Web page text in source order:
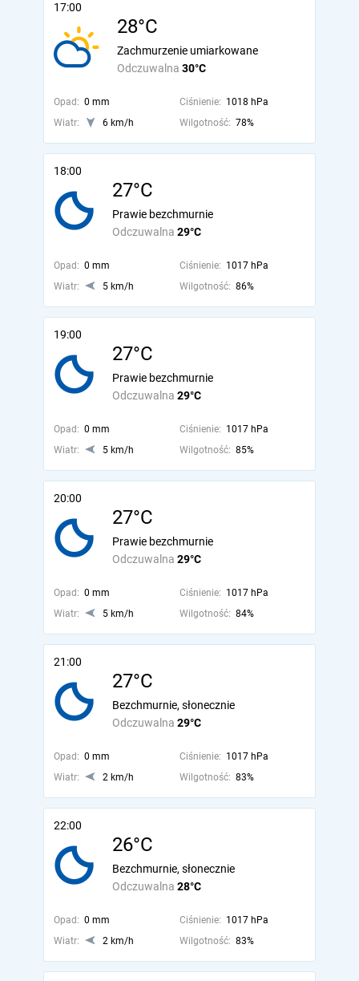
17:00
28°C
Odczuwalna 30°C
Zachmurzenie umiarkowane
Opad: 0 mm Ciśnienie: 1018 hPa
Wiatr:
6 km/h Wilgotność: 78%
18:00
27°C
Odczuwalna 29°C
Prawie bezchmurnie
Opad: 0 mm Ciśnienie: 1017 hPa
Wiatr:
5 km/h Wilgotność: 86%
19:00
27°C
Odczuwalna 29°C
Prawie bezchmurnie
Opad: 0 mm Ciśnienie: 1017 hPa
Wiatr:
5 km/h Wilgotność: 85%
20:00
27°C
Odczuwalna 29°C
Prawie bezchmurnie
Opad: 0 mm Ciśnienie: 1017 hPa
Wiatr:
5 km/h Wilgotność: 84%
21:00
27°C
Odczuwalna 29°C
Bezchmurnie, słonecznie
Opad: 0 mm Ciśnienie: 1017 hPa
Wiatr:
2 km/h Wilgotność: 83%
22:00
26°C
Odczuwalna 28°C
Bezchmurnie, słonecznie
Opad: 0 mm Ciśnienie: 1017 hPa
Wiatr:
2 km/h Wilgotność: 83%